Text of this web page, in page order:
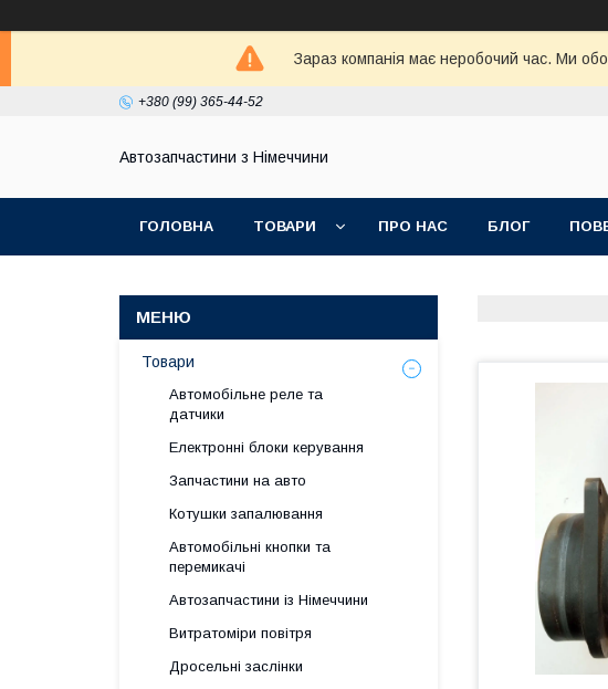
Зараз компанія має неробочий час. Ми
+380 (99) 365-44-52
Автозапчастини з Німеччини
ГОЛОВНА ТОВАРИ ПРО НАС БЛОГ
Товари
Автомобільне реле та
датчики
Електронні блоки керування
Запчастини на авто
Котушки запалювання
Автомобільні кнопки та
перемикачі
Автозапчастини із Німеччини
Витратоміри повітря
Дросельні заслінки